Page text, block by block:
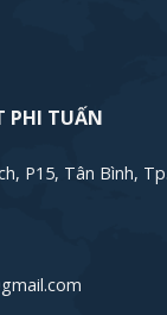
PHI TUẤN
P15, Tân Bình, Tp.